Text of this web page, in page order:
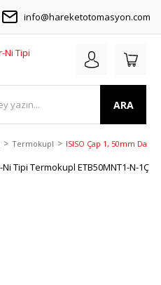
info@hareketotomasyon.com
ARA
Termokupl ISISO Çap 1, 50mm